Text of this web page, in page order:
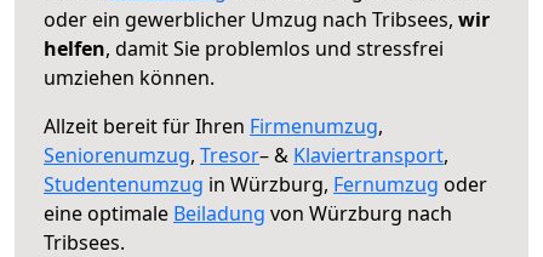
oder ein gewerblicher Umzug nach Tribsees, wir
helfen, damit Sie problemlos und stressfrei
umziehen können.
Allzeit bereit für Ihren Firmenumzug,
Seniorenumzug, Tresor– & Klaviertransport,
Studentenumzug in Würzburg, Fernumzug oder
eine optimale Beiladung von Würzburg nach
Tribsees.